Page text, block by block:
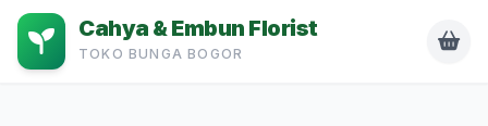
Cahya & Embun Florist
TOKO BUNGA BOGOR